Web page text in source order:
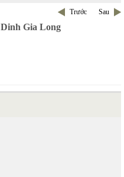
Trước Sau
Gia Long